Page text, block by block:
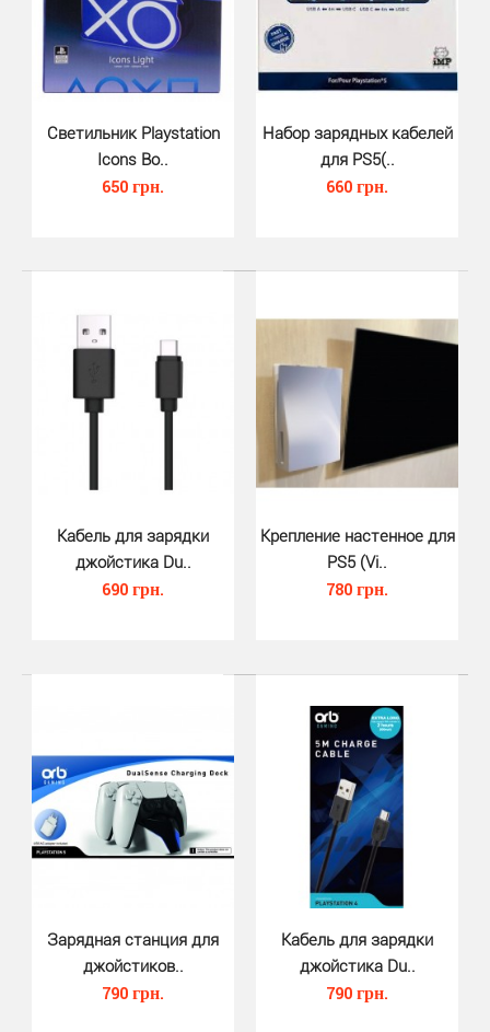
отличный помощник, который всегда под рук..
Насадки на стики джойстика DS5 ..
Насадки на стики джойстика DS5 Thumb Grip (BigBen) -
насадки для стика для большого пальца изготовле..
Светильник Playstation
Icons Bo..
650 грн.
Набор зарядных кабелей
для PS5(..
660 грн.
Кабель для зарядки
джойстика Du..
690 грн.
Крепление настенное для
PS5 (Vi..
780 грн.
Зарядная станция для
джойстиков..
790 грн.
Кабель для зарядки
джойстика Du..
790 грн.